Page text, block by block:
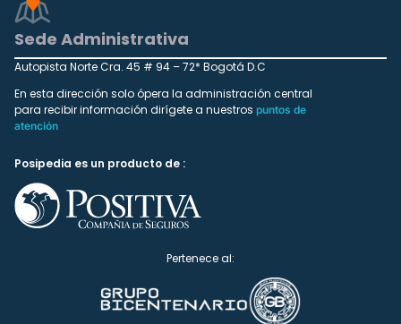
Sede Administrativa
Autopista Norte Cra. 45 # 94 – 72* Bogotá D.C
En esta dirección solo ópera la administración central
para recibir información dirígete a nuestros puntos de
atención
Posipedia es un producto de :
Pertenece al: